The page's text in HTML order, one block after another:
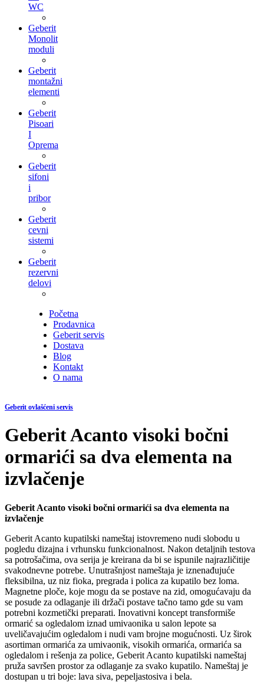
WC
Geberit
Monolit
moduli
Geberit
montažni
elementi
Geberit
Pisoari
I
Oprema
Geberit
sifoni
i
pribor
Geberit
cevni
sistemi
Geberit
rezervni
delovi
Početna
Prodavnica
Geberit servis
Dostava
Blog
Kontakt
O nama
Geberit ovlašćeni servis
Geberit Acanto visoki bočni
ormarići sa dva elementa na
izvlačenje
Geberit Acanto visoki bočni ormarići sa dva elementa na
izvlačenje
Geberit Acanto kupatilski nameštaj istovremeno nudi slobodu u
pogledu dizajna i vrhunsku funkcionalnost. Nakon detaljnih testova
sa potrošačima, ova serija je kreirana da bi se ispunile najrazličitije
svakodnevne potrebe. Unutrašnjost nameštaja je iznenađujuće
fleksibilna, uz niz fioka, pregrada i polica za kupatilo bez loma.
Magnetne ploče, koje mogu da se postave na zid, omogućavaju da
se posude za odlaganje ili držači postave tačno tamo gde su vam
potrebni kozmetički preparati. Inovativni koncept transformiše
ormarić sa ogledalom iznad umivaonika u salon lepote sa
uveličavajućim ogledalom i nudi vam brojne mogućnosti. Uz širok
asortiman ormarića za umivaonik, visokih ormarića, ormarića sa
ogledalom i rešenja za police, Geberit Acanto kupatilski nameštaj
pruža savršen prostor za odlaganje za svako kupatilo. Nameštaj je
dostupan u tri boje: lava siva, pepeljastosiva i bela.